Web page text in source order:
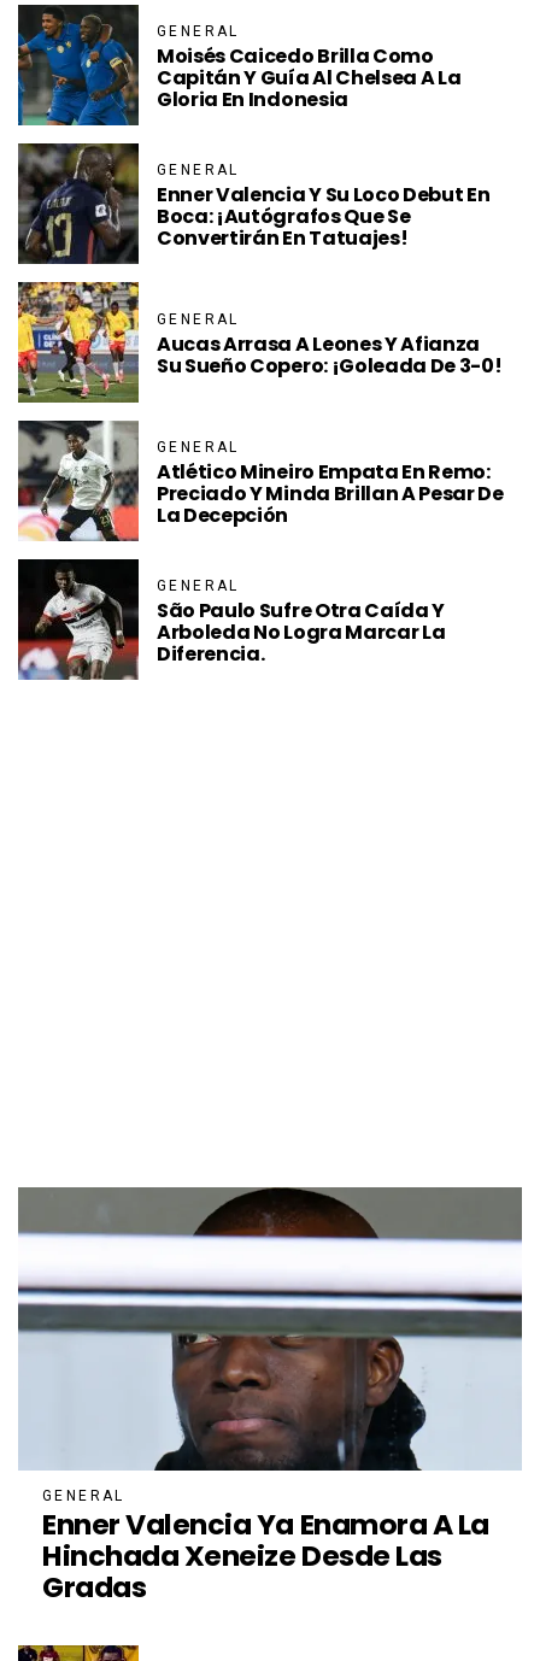
GENERAL
Moisés Caicedo Brilla Como
Capitán Y Guía Al Chelsea A La
Gloria En Indonesia
GENERAL
Enner Valencia Y Su Loco Debut En
Boca: ¡autógrafos Que Se
Convertirán En Tatuajes!
GENERAL
Aucas Arrasa A Leones Y Afianza
Su Sueño Copero: ¡Goleada De 3-0!
GENERAL
Atlético Mineiro Empata En Remo:
Preciado Y Minda Brillan A Pesar De
La Decepción
GENERAL
São Paulo Sufre Otra Caída Y
Arboleda No Logra Marcar La
Diferencia.
GENERAL
Enner Valencia Ya Enamora A La
Hinchada Xeneize Desde Las
Gradas